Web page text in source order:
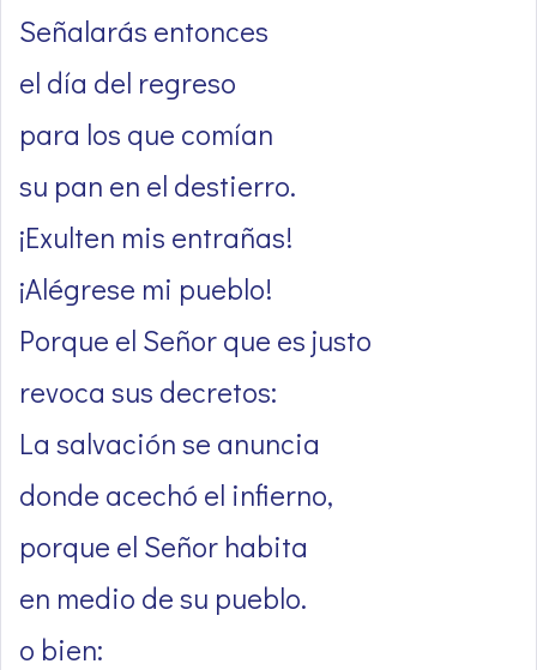
Señalarás entonces
el día del regreso
para los que comían
su pan en el destierro.
¡Exulten mis entrañas!
¡Alégrese mi pueblo!
Porque el Señor que es justo
revoca sus decretos:
La salvación se anuncia
donde acechó el infierno,
porque el Señor habita
en medio de su pueblo.
o bien: